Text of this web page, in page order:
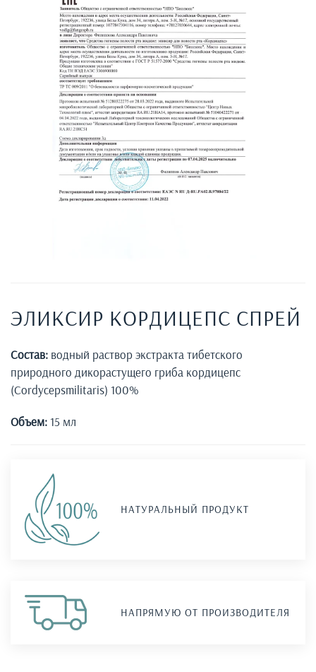
ЭЛИКСИР КОРДИЦЕПС СПРЕЙ
Состав: водный раствор экстракта тибетского
природного дикорастущего гриба кордицепс
(Cordycepsmilitaris) 100%
Объем: 15 мл
НАТУРАЛЬНЫЙ ПРОДУКТ
НАПРЯМУЮ ОТ ПРОИЗВОДИТЕЛЯ